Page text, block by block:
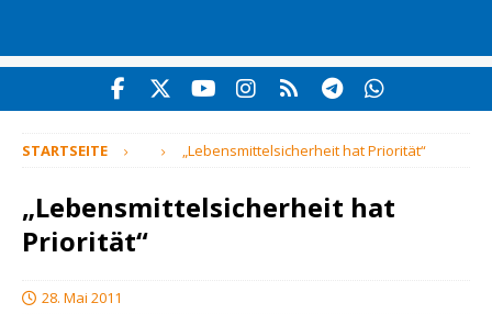
STARTSEITE „Lebensmittelsicherheit hat Priorität“
„Lebensmittelsicherheit hat
Priorität“
28. Mai 2011